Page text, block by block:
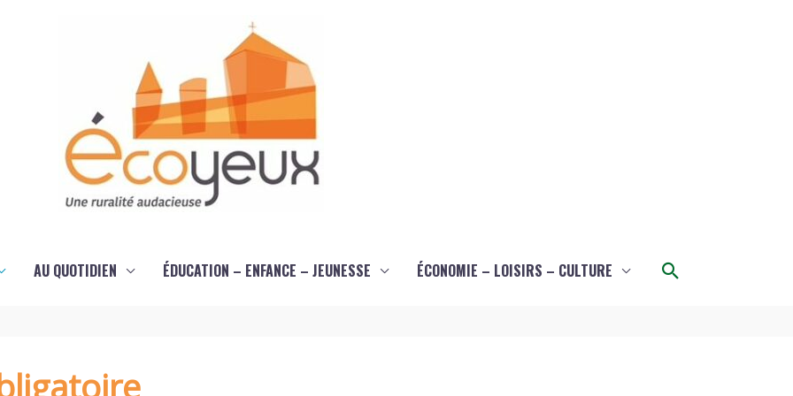
AU QUOTIDIEN ÉDUCATION – ENFANCE – JEUNESSE ÉCONOMIE – LOISIRS – CULTURE Rechercher